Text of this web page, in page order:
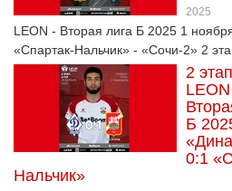
2025
LEON - Вторая лига Б 2025 1
«Спартак-Нальчик» - «Сочи-2» 2
2
Б
0:1
Нальчик»